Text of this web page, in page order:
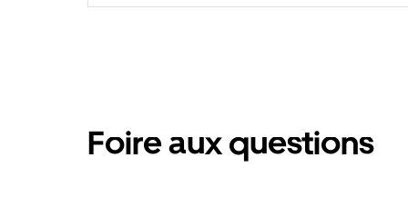
Foire aux questions